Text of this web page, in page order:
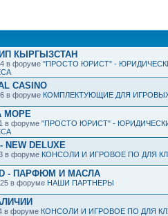
КЫРГЫЗСТАН
в форуме "ПРОСТО ЮРИСТ" -
CASINO
в форуме КОМПЛЕКТУЮЩИЕ ДЛЯ
МОРЕ
в форуме "ПРОСТО ЮРИСТ" -
DELUXE
в форуме КОНСОЛИ И ИГРОВОЕ ПО ДЛЯ
- ПАРФЮМ И МАСЛА
в форуме НАШИ ПАРТНЕРЫ
в форуме КОНСОЛИ И ИГРОВОЕ ПО ДЛЯ